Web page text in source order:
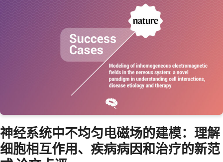
神经系统中不均匀电磁场的建模：理解
细胞相互作用、疾病病因和治疗的新范